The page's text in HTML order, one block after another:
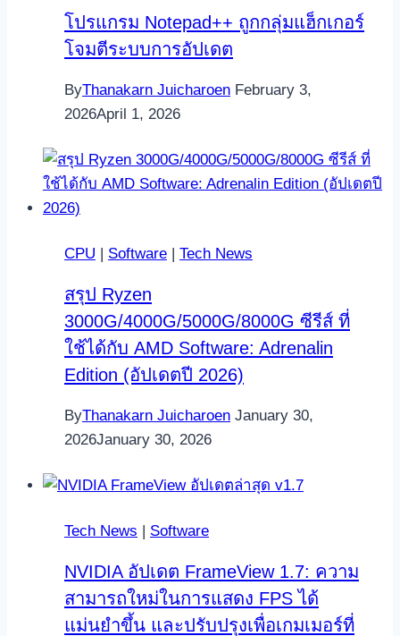
โปรแกรม Notepad++ ถูกกลุ่มแฮ็กเกอร์
โจมตีระบบการอัปเดต
ByThanakarn Juicharoen February 3,
2026April 1, 2026
CPU | Software | Tech News
สรุป Ryzen
3000G/4000G/5000G/8000G ซีรีส์ ที่
ใช้ได้กับ AMD Software: Adrenalin
Edition (อัปเดตปี 2026)
ByThanakarn Juicharoen January 30,
2026January 30, 2026
Tech News | Software
NVIDIA อัปเดต FrameView 1.7: ความ
สามารถใหม่ในการแสดง FPS ได้
แม่นยำขึ้น และปรับปรุงเพื่อเกมเมอร์ที่